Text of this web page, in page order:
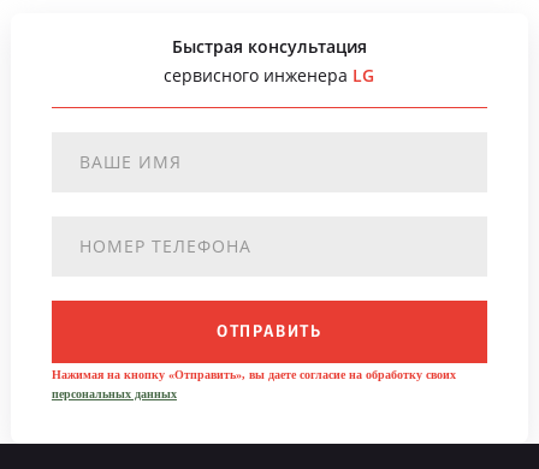
Быстрая консультация
сервисного инженера LG
ОТПРАВИТЬ
Нажимая на кнопку «Отправить», вы даете согласие на обработку своих
персональных данных